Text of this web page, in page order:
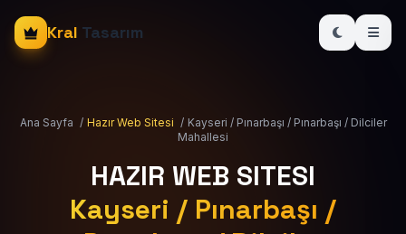
Kral Tasarım
Ana Sayfa / Hazır Web Sitesi / Kayseri / Pınarbaşı / Pınarbaşı / Dilciler
Mahallesi
HAZIR WEB SITESI
Kayseri / Pınarbaşı /